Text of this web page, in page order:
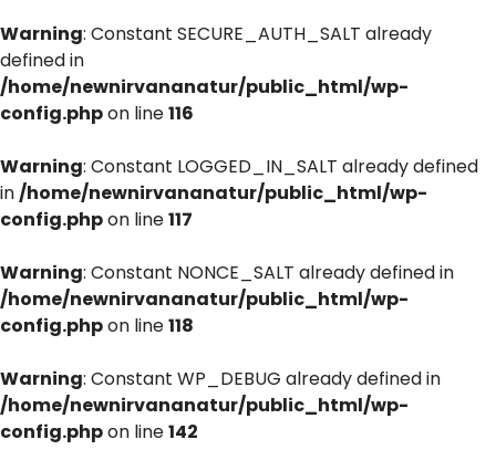
Warning: Constant SECURE_AUTH_SALT already
defined in
/home/newnirvananatur/public_html/wp-
config.phpon line116
Warning: Constant LOGGED_IN_SALT already defined
in/home/newnirvananatur/public_html/wp-
config.phpon line117
Warning: Constant NONCE_SALT already defined in
/home/newnirvananatur/public_html/wp-
config.phpon line118
Warning: Constant WP_DEBUG already defined in
/home/newnirvananatur/public_html/wp-
config.phpon line142